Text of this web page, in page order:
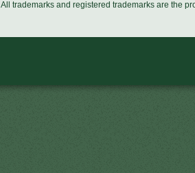
All trademarks and registered trademarks are the